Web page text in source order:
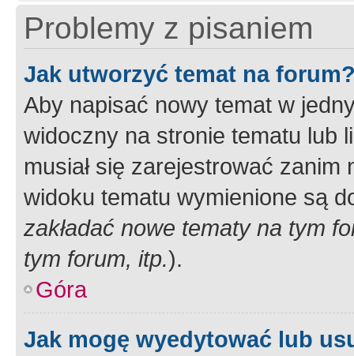
Problemy z pisaniem
Jak utworzyć temat na
Aby napisać nowy temat w
widoczny na stronie tematu lub
musiał się zarejestrować
widoku tematu wymienione są
zakładać nowe tematy na tym
tym forum, itp.).
Góra
Jak mogę wyedytować lub